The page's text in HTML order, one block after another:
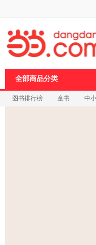
全部商品分类
图书排行榜 童书 中
页